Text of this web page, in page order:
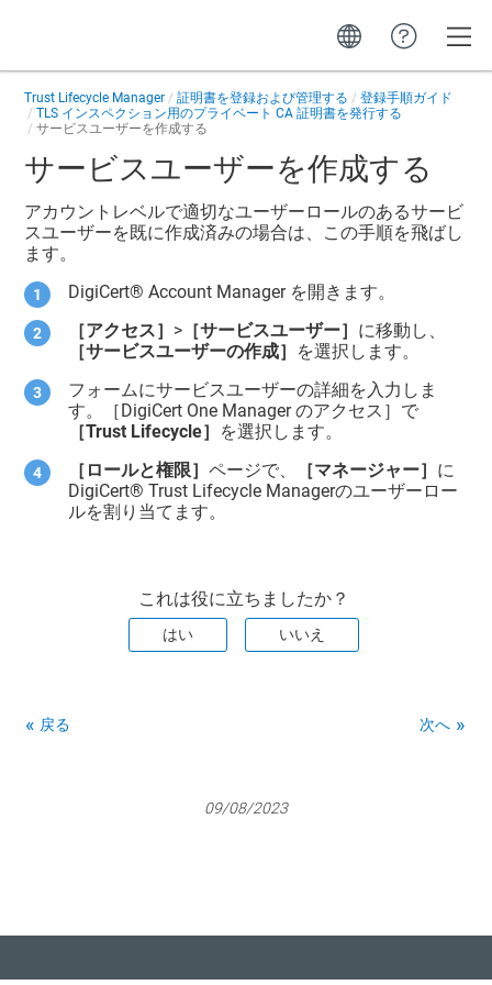
Trust Lifecycle Manager 証明書を登録および管理する
登録手順ガイド
TLS インスペクション用のプライベート CA 証明書を発行する
サービスユーザーを作成する
サービスユーザーを作成する
アカウントレベルで適切なユーザーロールのあるサービ
スユーザーを既に作成済みの場合は、この手順を飛ばし
ます。
DigiCert® Account Managerを開きます。
［アクセス］ > ［サービスユーザー］ に移動し、
［サービスユーザーの作成］ を選択します。
フォームにサービスユーザーの詳細を入力しま
す。［DigiCert One Manager のアクセス］で
［Trust Lifecycle］ を選択します。
［ロールと権限］ページで、 ［マネージャー］ に
DigiCert​​®​​ Trust Lifecycle Managerのユーザーロー
ルを割り当てます。
これは役に立ちましたか？
はい いいえ
戻る 次へ
09/08/2023